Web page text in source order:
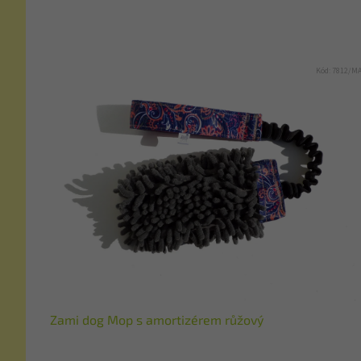
Zami dog Mop s amortizérem růžový
Kód: 7812/